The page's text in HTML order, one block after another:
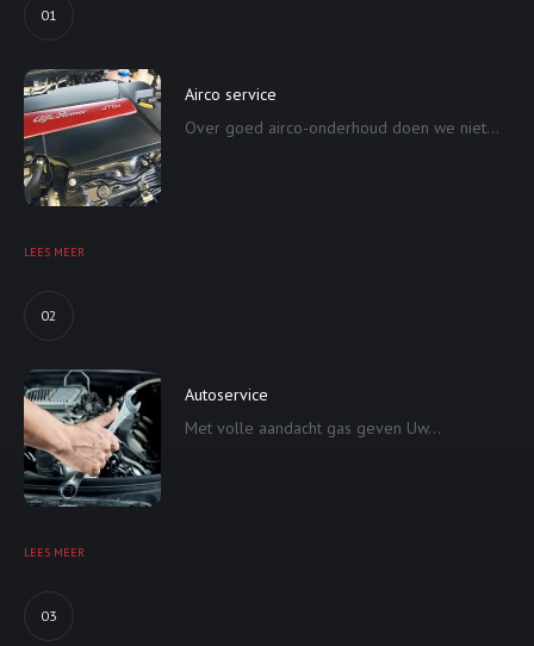
01
Airco service
Over goed airco-onderhoud doen we niet...
LEES MEER
02
Autoservice
Met volle aandacht gas geven Uw...
LEES MEER
03